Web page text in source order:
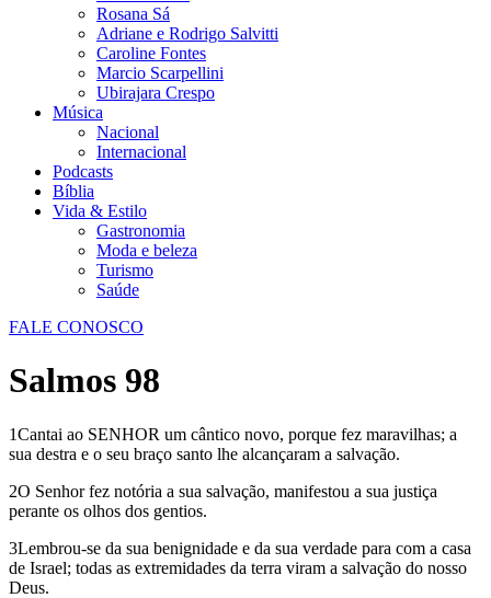
Rosana Sá
Adriane e Rodrigo Salvitti
Caroline Fontes
Marcio Scarpellini
Ubirajara Crespo
Música
Nacional
Internacional
Podcasts
Bíblia
Vida & Estilo
Gastronomia
Moda e beleza
Turismo
Saúde
FALE CONOSCO
Salmos 98
1Cantai ao SENHOR um cântico novo, porque fez maravilhas; a
sua destra e o seu braço santo lhe alcançaram a salvação.
2O Senhor fez notória a sua salvação, manifestou a sua justiça
perante os olhos dos gentios.
3Lembrou-se da sua benignidade e da sua verdade para com a casa
de Israel; todas as extremidades da terra viram a salvação do nosso
Deus.